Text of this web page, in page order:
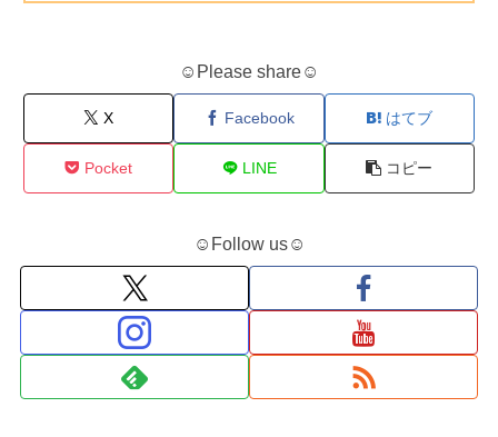
☺Please share☺
X Facebook はてブ
Pocket LINE コピー
☺Follow us☺